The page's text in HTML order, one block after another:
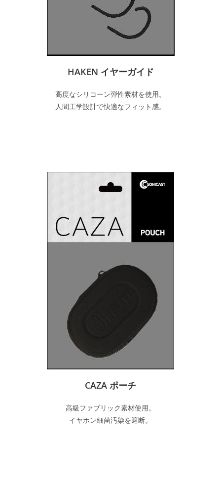
HAKEN イヤーガイド
高度なシリコーン弾性素材を使用。
人間工学設計で快適なフィット感。
CAZA ポーチ
高級ファブリック素材使用。
イヤホン細菌汚染を遮断。